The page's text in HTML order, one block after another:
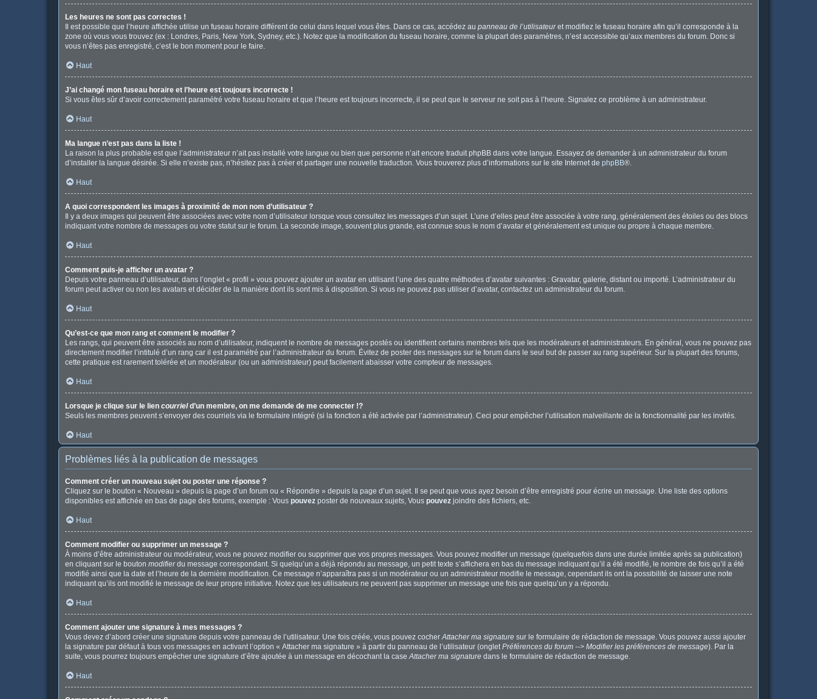
Les heures ne sont pas correctes !
Il est possible que l’heure affichée utilise un fuseau horaire différent de celui dans lequel vous êtes. Dans ce cas, accédez au panneau de l’utilisateuret modifiez le fuseau horaire afin qu’il corresponde à la
zone où vous vous trouvez (ex : Londres, Paris, New York, Sydney, etc.). Notez que la modification du fuseau horaire, comme la plupart des paramètres, n’est accessible qu’aux membres du forum. Donc si
vous n’êtes pas enregistré, c’est le bon moment pour le faire.
Haut
J’ai changé mon fuseau horaire et l’heure est toujours incorrecte !
Si vous êtes sûr d’avoir correctement paramétré votre fuseau horaire et que l’heure est toujours incorrecte, il se peut que le serveur ne soit pas à l’heure. Signalez ce problème à un administrateur.
Haut
Ma langue n’est pas dans la liste !
La raison la plus probable est que l’administrateur n’ait pas installé votre langue ou bien que personne n’ait encore traduit phpBB dans votre langue. Essayez de demander à un administrateur du forum
d’installer la langue désirée. Si elle n’existe pas, n’hésitez pas à créer et partager une nouvelle traduction. Vous trouverez plus d’informations sur le site Internet de phpBB®.
Haut
A quoi correspondent les images à proximité de mon nom d’utilisateur ?
Il y a deux images qui peuvent être associées avec votre nom d’utilisateur lorsque vous consultez les messages d’un sujet. L’une d’elles peut être associée à votre rang, généralement des étoiles ou des blocs
indiquant votre nombre de messages ou votre statut sur le forum. La seconde image, souvent plus grande, est connue sous le nom d’avatar et généralement est unique ou propre à chaque membre.
Haut
Comment puis-je afficher un avatar ?
Depuis votre panneau d’utilisateur, dans l’onglet « profil » vous pouvez ajouter un avatar en utilisant l’une des quatre méthodes d’avatar suivantes : Gravatar, galerie, distant ou importé. L’administrateur du
forum peut activer ou non les avatars et décider de la manière dont ils sont mis à disposition. Si vous ne pouvez pas utiliser d’avatar, contactez un administrateur du forum.
Haut
Qu’est-ce que mon rang et comment le modifier ?
Les rangs, qui peuvent être associés au nom d’utilisateur, indiquent le nombre de messages postés ou identifient certains membres tels que les modérateurs et administrateurs. En général, vous ne pouvez pas
directement modifier l’intitulé d’un rang car il est paramétré par l’administrateur du forum. Évitez de poster des messages sur le forum dans le seul but de passer au rang supérieur. Sur la plupart des forums,
cette pratique est rarement tolérée et un modérateur (ou un administrateur) peut facilement abaisser votre compteur de messages.
Haut
Lorsque je clique sur le lien courrield’un membre, on me demande de me connecter !?
Seuls les membres peuvent s’envoyer des courriels via le formulaire intégré (si la fonction a été activée par l’administrateur). Ceci pour empêcher l’utilisation malveillante de la fonctionnalité par les invités.
Haut
Problèmes liés à la publication de messages
Comment créer un nouveau sujet ou poster une réponse ?
Cliquez sur le bouton « Nouveau » depuis la page d’un forum ou « Répondre » depuis la page d’un sujet. Il se peut que vous ayez besoin d’être enregistré pour écrire un message. Une liste des options
disponibles est affichée en bas de page des forums, exemple : Vous pouvez poster de nouveaux sujets, Vous pouvez joindre des fichiers, etc.
Haut
Comment modifier ou supprimer un message ?
À moins d’être administrateur ou modérateur, vous ne pouvez modifier ou supprimer que vos propres messages. Vous pouvez modifier un message (quelquefois dans une durée limitée après sa publication)
en cliquant sur le bouton modifierdu message correspondant. Si quelqu’un a déjà répondu au message, un petit texte s’affichera en bas du message indiquant qu’il a été modifié, le nombre de fois qu’il a été
modifié ainsi que la date et l’heure de la dernière modification. Ce message n’apparaîtra pas si un modérateur ou un administrateur modifie le message, cependant ils ont la possibilité de laisser une note
indiquant qu’ils ont modifié le message de leur propre initiative. Notez que les utilisateurs ne peuvent pas supprimer un message une fois que quelqu’un y a répondu.
Haut
Comment ajouter une signature à mes messages ?
Vous devez d’abord créer une signature depuis votre panneau de l’utilisateur. Une fois créée, vous pouvez cocherAttacher ma signature sur le formulaire de rédaction de message. Vous pouvez aussi ajouter
la signature par défaut à tous vos messages en activant l’option « Attacher ma signature » à partir du panneau de l’utilisateur (ongletPréférences du forum --> Modifier les préférences de message). Par la
suite, vous pourrez toujours empêcher une signature d’être ajoutée à un message en décochant la caseAttacher ma signature dans le formulaire de rédaction de message.
Haut